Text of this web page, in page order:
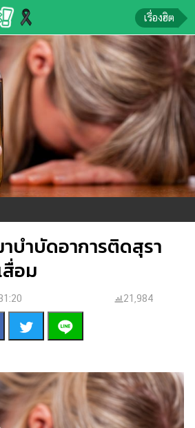
เรื่องฮิต
าบำบัดอาการติดสุรา
อม
21,984